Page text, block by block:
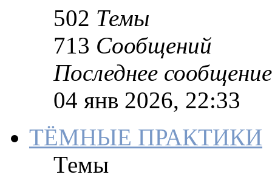
502 Темы
713 Сообщений
Последнее сообщение
04 янв 2026, 22:33
ТЁМНЫЕ ПРАКТИКИ
Темы